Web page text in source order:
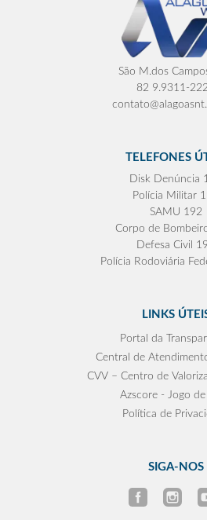
São M.dos
82 9.9311-
TELEFONES
Disk Denúncia
Polícia Militar
SAMU 192
Corpo de
Defesa Civil
Polícia Rodoviária
LINKS
Portal da
Central de
CVV – Centro de
Azscore - Jogo
Política de
SIGA-NOS